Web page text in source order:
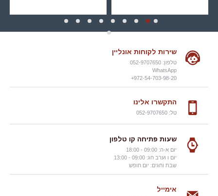
שירות לקוחות אונליין
טלפון: 052-9707650
WhatsApp
972-54-703-98-20+
התקשרו אלינו
טל: 052-9707650
שעות פתיחה קו טלפון
יום א-ה: 09:00 - 18:00
יום ו וערב חג: 09:00 - 13:00
שבת וחגים: יום חופש
אימייל